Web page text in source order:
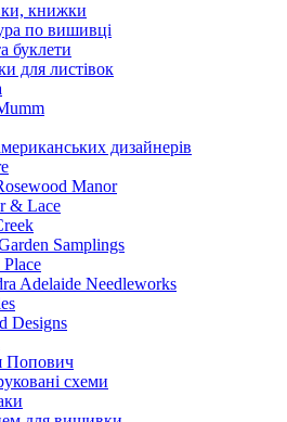
книжки
по вишивці
буклети
для листівок
дизайнерів
Manor
& Lace
Samplings
Adelaide Needleworks
Designs
Попович
схеми